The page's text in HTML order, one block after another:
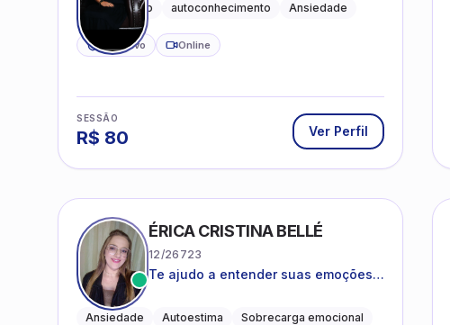
Acolhimento autoconhecimento Ansiedade
CRP ativo Online
SESSÃO
R$ 80 Ver Perfil
ÉRICA CRISTINA BELLÉ
12/26723
Te ajudo a entender suas emoções e
lidar com o que você está vivendo
Ansiedade Autoestima Sobrecarga emocional